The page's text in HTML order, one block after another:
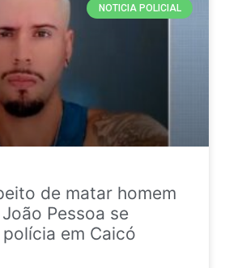
NOTICIA POLICIAL
de matar homem
Pessoa se
em Caicó